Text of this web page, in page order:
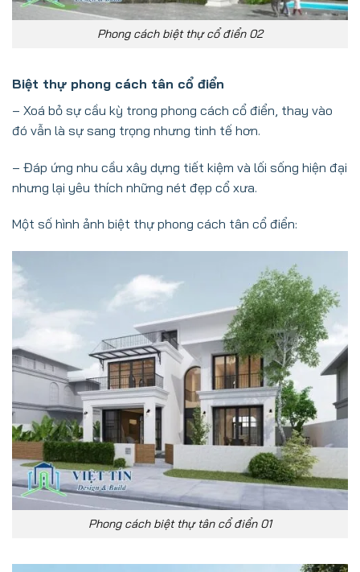
Phong cách biệt thự cổ điển 02
Biệt thự phong cách tân cổ điển
– Xoá bỏ sự cầu kỳ trong phong cách cổ điển, thay vào
đó vẫn là sự sang trọng nhưng tinh tế hơn.
– Đáp ứng nhu cầu xây dựng tiết kiệm và lối sống hiện đại
nhưng lại yêu thích những nét đẹp cổ xưa.
Một số hình ảnh biệt thự phong cách tân cổ điển:
Phong cách biệt thự tân cổ điển 01